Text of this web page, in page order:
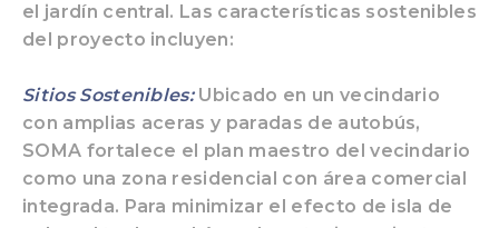
el jardín central. Las características sostenibles
del proyecto incluyen:
Sitios Sostenibles: Ubicado en un vecindario
con amplias aceras y paradas de autobús,
SOMA fortalece el plan maestro del vecindario
como una zona residencial con área comercial
integrada. Para minimizar el efecto de isla de